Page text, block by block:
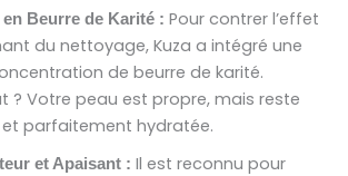
en Beurre de Karité : Pour contrer l’effet
du nettoyage, Kuza a intégré une
de beurre de karité.
? Votre peau est propre, mais reste
parfaitement hydratée.
et Apaisant : Il est reconnu pour